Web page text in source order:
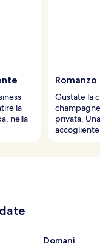
la
nella
Gustate la
privata.
- ago 8
Domani
la disponibilità per